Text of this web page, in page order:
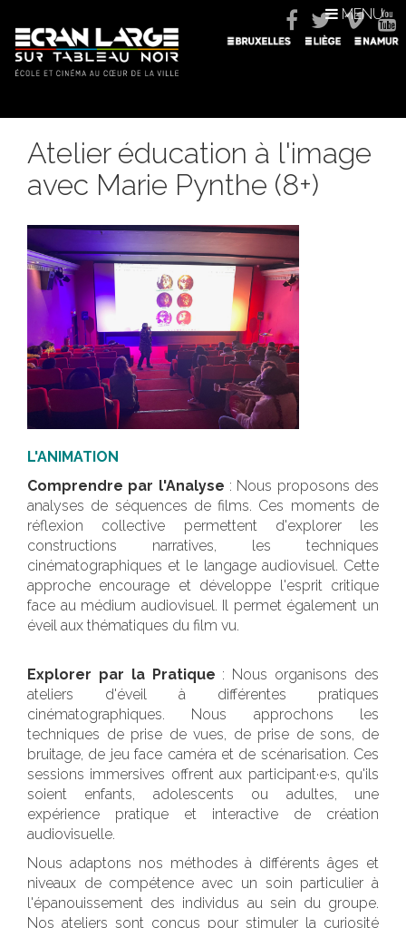
MENU
Atelier éducation à l'image
avec Marie Pynthe (8+)
L'ANIMATION
Comprendre par l'Analyse : Nous proposons des
analyses de séquences de films. Ces moments de
réflexion collective permettent d'explorer les
constructions narratives, les techniques
cinématographiques et le langage audiovisuel. Cette
approche encourage et développe l'esprit critique
face au médium audiovisuel. Il permet également un
éveil aux thématiques du film vu.
Explorer par la Pratique : Nous organisons des
ateliers d'éveil à différentes pratiques
cinématographiques. Nous approchons les
techniques de prise de vues, de prise de sons, de
bruitage, de jeu face caméra et de scénarisation. Ces
sessions immersives offrent aux participant·e·s, qu'ils
soient enfants, adolescents ou adultes, une
expérience pratique et interactive de création
audiovisuelle.
Nous adaptons nos méthodes à différents âges et
niveaux de compétence avec un soin particulier à
l'épanouissement des individus au sein du groupe.
Nos ateliers sont conçus pour stimuler la curiosité